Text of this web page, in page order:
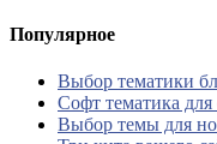
Популярное
Выбор тематики
Софт тематика для
Выбор темы для